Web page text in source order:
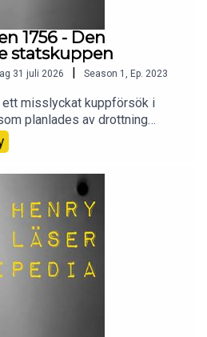
1756 - Den
statskuppen
31 juli 2026 | Season 1 Ep. 2023
ett misslyckat kuppförsök i
planlades av drottning
återinföra monarkins politiska
hände? Och hur gick det?